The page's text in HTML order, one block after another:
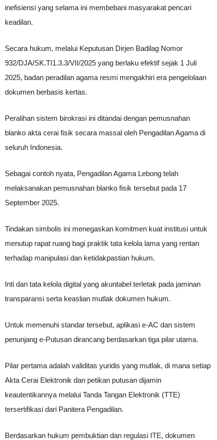
inefisiensi yang selama ini membebani masyarakat pencari
keadilan.
Secara hukum, melalui Keputusan Dirjen Badilag Nomor
932/DJA/SK.TI1.3.3/VII/2025 yang berlaku efektif sejak 1 Juli
2025, badan peradilan agama resmi mengakhiri era pengelolaan
dokumen berbasis kertas.
Peralihan sistem birokrasi ini ditandai dengan pemusnahan
blanko akta cerai fisik secara massal oleh Pengadilan Agama di
seluruh Indonesia.
Sebagai contoh nyata, Pengadilan Agama Lebong telah
melaksanakan pemusnahan blanko fisik tersebut pada 17
September 2025.
Tindakan simbolis ini menegaskan komitmen kuat institusi untuk
menutup rapat ruang bagi praktik tata kelola lama yang rentan
terhadap manipulasi dan ketidakpastian hukum.
Inti dari tata kelola digital yang akuntabel terletak pada jaminan
transparansi serta keaslian mutlak dokumen hukum.
Untuk memenuhi standar tersebut, aplikasi e-AC dan sistem
penunjang e-Putusan dirancang berdasarkan tiga pilar utama.
Pilar pertama adalah validitas yuridis yang mutlak, di mana setiap
Akta Cerai Elektronik dan petikan putusan dijamin
keautentikannya melalui Tanda Tangan Elektronik (TTE)
tersertifikasi dari Panitera Pengadilan.
Berdasarkan hukum pembuktian dan regulasi ITE, dokumen